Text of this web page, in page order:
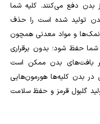
بدن دفع می‌کنند. کلیه شما
تولید شده است را حذف
نمک‌ها و مواد معدنی همچون
حفظ شود؛ بدون برقراری
بافت‌های بدن ممکن است
در بدن کلیه‌ها هورمون‌هایی
گلبول قرمز و حفظ سلامت